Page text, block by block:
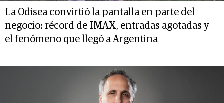
La Odisea convirtió la pantalla en parte del
negocio: récord de IMAX, entradas agotadas y
el fenómeno que llegó a Argentina